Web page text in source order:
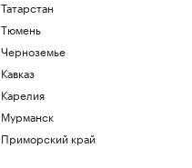
Татарстан
Тюмень
Черноземье
Кавказ
Карелия
Мурманск
Приморский край